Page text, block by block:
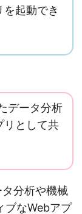
起動でき
データ分析
リとして共
分析や機械
ブなWebアプ